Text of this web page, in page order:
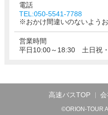
電話
TEL:050-5541-7788
※おかけ間違いのないようお
営業時間
平日10:00～18:30 土日祝
高速バスTOP
©ORION-TOUR